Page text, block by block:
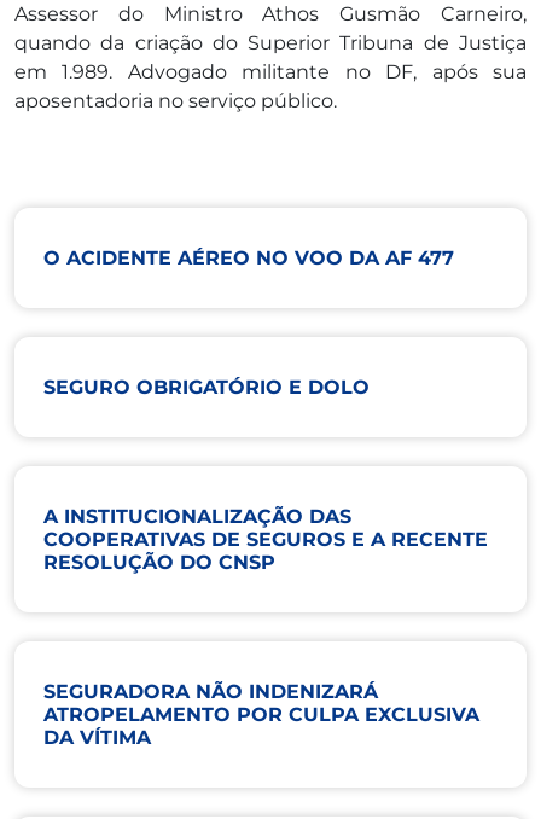
Assessor do Ministro Athos Gusmão Carneiro,
quando da criação do Superior Tribuna de Justiça
em 1.989. Advogado militante no DF, após sua
aposentadoria no serviço público.
O ACIDENTE AÉREO NO VOO DA AF 477
SEGURO OBRIGATÓRIO E DOLO
A INSTITUCIONALIZAÇÃO DAS
COOPERATIVAS DE SEGUROS E A RECENTE
RESOLUÇÃO DO CNSP
SEGURADORA NÃO INDENIZARÁ
ATROPELAMENTO POR CULPA EXCLUSIVA
DA VÍTIMA